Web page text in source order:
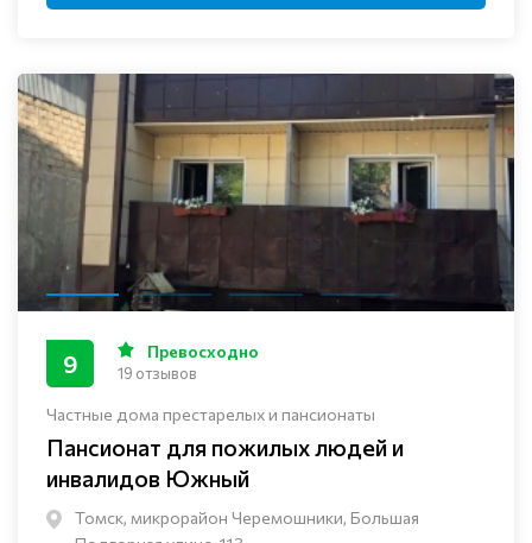
Частные дома престарелых и пансионаты
Пансионат для пожилых людей и
инвалидов Южный
Томск, микрорайон Черемошники, Большая
9 Превосходно
19 отзывов